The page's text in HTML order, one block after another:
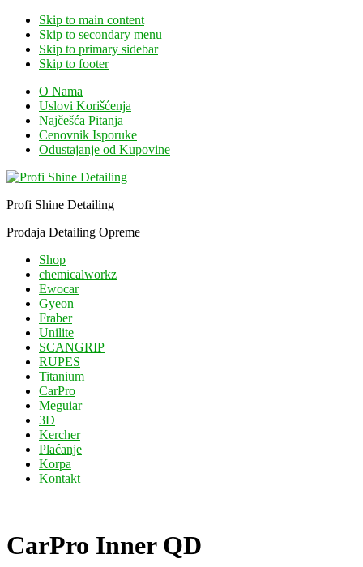
Skip to main content
Skip to secondary menu
Skip to primary sidebar
Skip to footer
O Nama
Uslovi Korišćenja
Najčešća Pitanja
Cenovnik Isporuke
Odustajanje od Kupovine
Profi Shine Detailing
Prodaja Detailing Opreme
Shop
chemicalworkz
Ewocar
Gyeon
Fraber
Unilite
SCANGRIP
RUPES
Titanium
CarPro
Meguiar
3D
Kercher
Plaćanje
Korpa
Kontakt
CarPro Inner QD